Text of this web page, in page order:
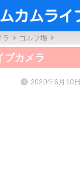
ラ ゴルフ場
ブカメラ
2020年6月10日